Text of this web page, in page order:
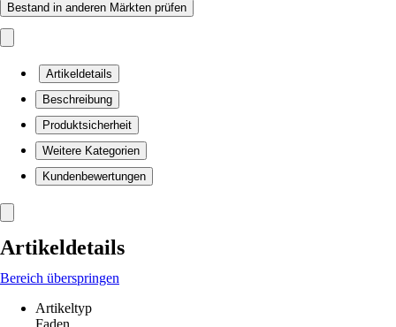
Bestand in anderen Märkten prüfen
Artikeldetails
Beschreibung
Produktsicherheit
Weitere Kategorien
Kundenbewertungen
Artikeldetails
Bereich überspringen
Artikeltyp
Faden